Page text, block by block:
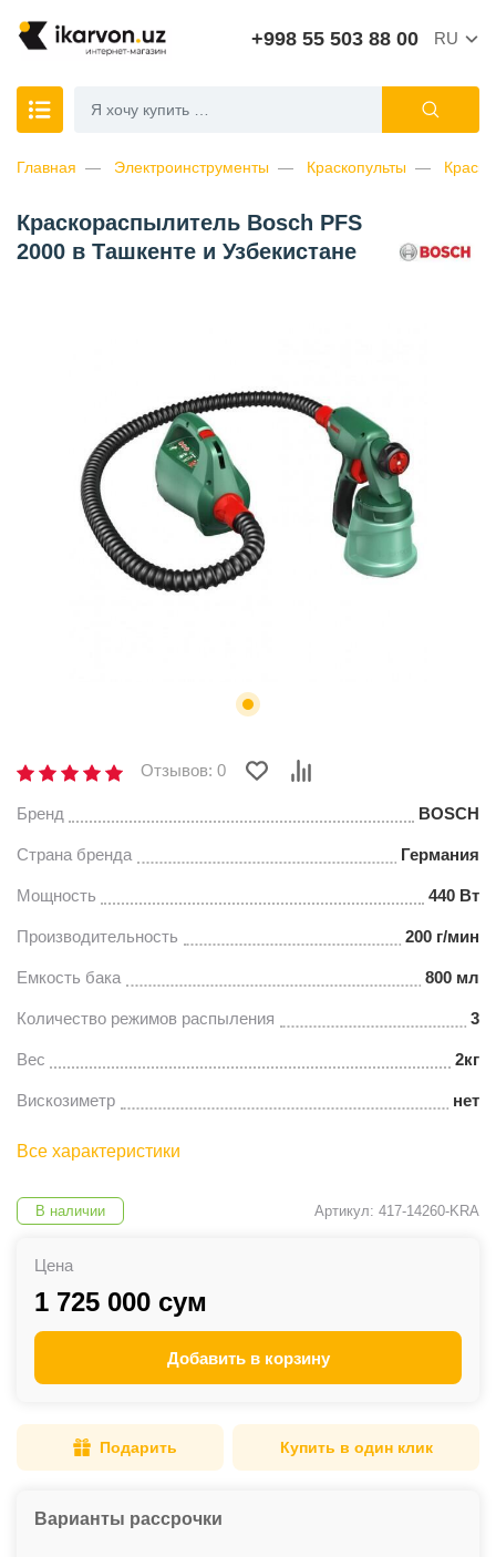
+998 55 503 88 00 RU
Главная Электроинструменты Краскопульты
Краскораспылитель Bosch PFS
2000 в Ташкенте и Узбекистане
Отзывов: 0
Бренд BOSCH
Страна бренда Германия
Мощность 440 Вт
Производительность 200 г/мин
Емкость бака 800 мл
Количество режимов распыления 3
Вес 2кг
Вискозиметр нет
Все характеристики
В наличии Артикул: 417-14260-KRA
Цена
1 725 000 сум
Добавить в корзину
Подарить Купить в один клик
Варианты рассрочки